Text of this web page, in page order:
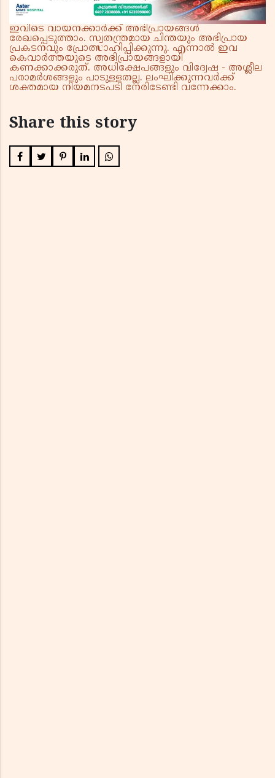
ഇവിടെ വായനക്കാർക്ക് അഭിപ്രായങ്ങൾ
രേഖപ്പെടുത്താം. സ്വതന്ത്രമായ ചിന്തയും അഭിപ്രായ
പ്രകടനവും പ്രോത്സാഹിപ്പിക്കുന്നു. എന്നാൽ ഇവ
കെവാർത്തയുടെ അഭിപ്രായങ്ങളായി
കണക്കാക്കരുത്. അധിക്ഷേപങ്ങളും വിദ്വേഷ - അശ്ലീല
പരാമർശങ്ങളും പാടുള്ളതല്ല. ലംഘിക്കുന്നവർക്ക്
ശക്തമായ നിയമനടപടി നേരിടേണ്ടി വന്നേക്കാം.
Share this story